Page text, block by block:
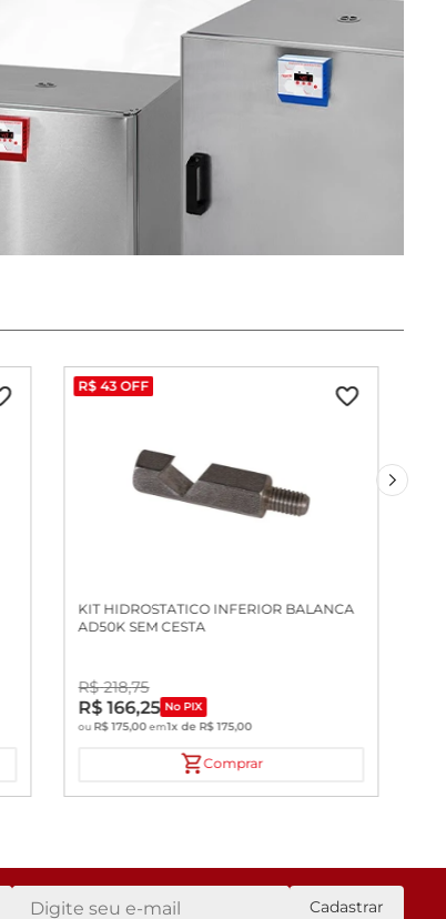
R$ 43OFF
KIT HIDROSTATICO INFERIOR BALANCA
AD50K SEM CESTA
R$ 218,75
R$ 166,25 No PIX
ou R$ 175,00em1x de R$ 175,00
Comprar
Cadastrar